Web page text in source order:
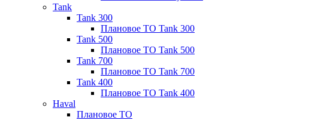
Tank
Tank 300
Плановое ТО Tank 300
Tank 500
Плановое ТО Tank 500
Tank 700
Плановое ТО Tank 700
Tank 400
Плановое ТО Tank 400
Haval
Плановое ТО